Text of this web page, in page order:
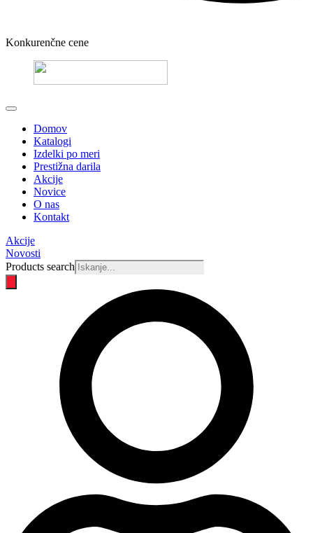
Konkurenčne cene
Domov
Katalogi
Izdelki po meri
Prestižna darila
Akcije
Novice
O nas
Kontakt
Akcije
Novosti
Products search